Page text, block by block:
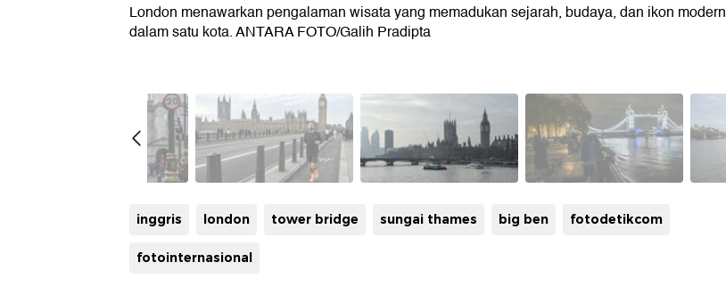
London menawarkan pengalaman wisata yang memadukan sejarah, budaya, dan ikon modern
dalam satu kota. ANTARA FOTO/Galih Pradipta
inggris london tower bridge sungai thames big ben fotodetikcom
fotointernasional